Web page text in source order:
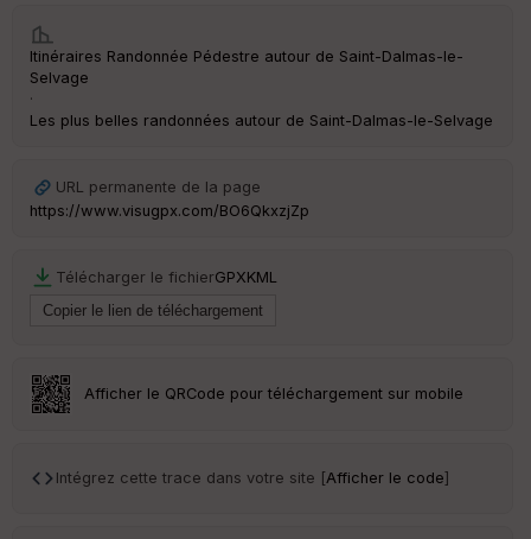
Itinéraires Randonnée Pédestre autour de Saint-Dalmas-le-
Selvage
·
Les plus belles randonnées autour de Saint-Dalmas-le-Selvage
URL permanente de la page
https://www.visugpx.com/BO6QkxzjZp
Télécharger le fichierGPXKML
Afficher le QRCode pour téléchargement sur mobile
Intégrez cette trace dans votre site [Afficher le code]